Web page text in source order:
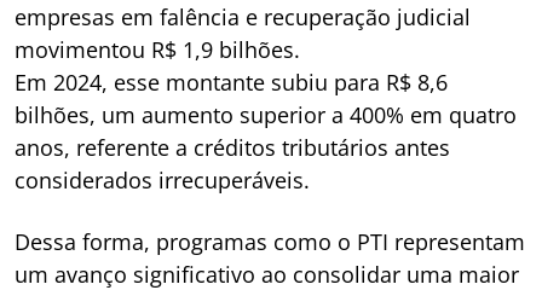
empresas em falência e recuperação judicial
movimentou R$ 1,9 bilhões.
Em 2024, esse montante subiu para R$ 8,6
bilhões, um aumento superior a 400% em quatro
anos, referente a créditos tributários antes
considerados irrecuperáveis.
Dessa forma, programas como o PTI representam
um avanço significativo ao consolidar uma maior